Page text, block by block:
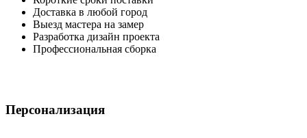
Доставка в любой город
Выезд мастера на замер
Разработка дизайн проекта
Профессиональная сборка
Персонализация